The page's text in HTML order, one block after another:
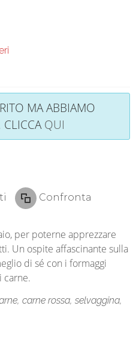
MA ABBIAMO
CLICCAQUI
Confronta
per poterne apprezzare
Un ospite affascinante sulla
di sé con i formaggi
carne.
carne rossa, selvaggina,